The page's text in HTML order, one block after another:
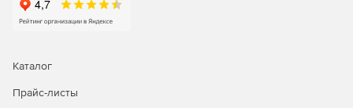
ППА 2.02позволяет осуществлять быстрый
результате аварий.
Каталог
Прайс-листы